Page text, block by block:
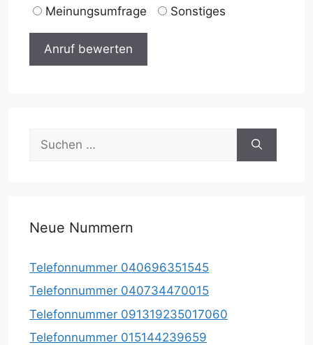
Meinungsumfrage
Sonstiges
nach:
Neue Nummern
Telefonnummer 040696351545
Telefonnummer 040734470015
Telefonnummer 091319235017060
Telefonnummer 015144239659